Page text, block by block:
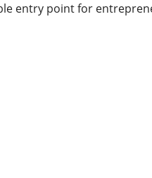
entry point for